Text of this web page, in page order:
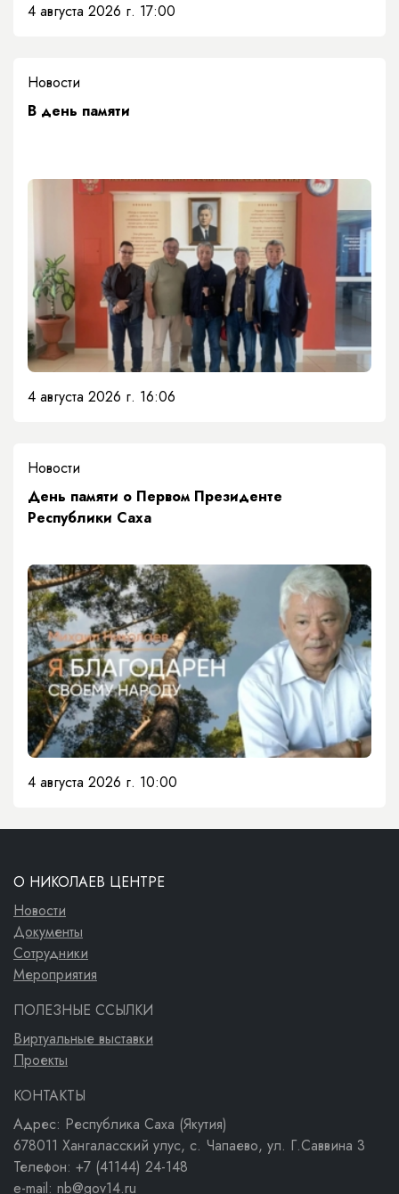
4 августа 2026 г. 17:00
Новости
​В день памяти
4 августа 2026 г. 16:06
Новости
День памяти о Первом Президенте
Республики Саха
4 августа 2026 г. 10:00
О НИКОЛАЕВ ЦЕНТРЕ
Новости
Документы
Сотрудники
Мероприятия
ПОЛЕЗНЫЕ ССЫЛКИ
Виртуальные выставки
Проекты
КОНТАКТЫ
Адрес: Республика Саха (Якутия)
678011 Хангаласский улус, с. Чапаево, ул. Г.Саввина 3
Телефон: +7 (41144) 24-148
e-mail: nb@gov14.ru